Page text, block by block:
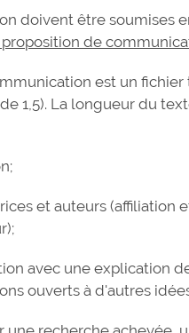
doivent être soumises
de
est un fichier
1,5). La longueur du
et auteurs (affiliation
avec une explication
ouverts à d'autres